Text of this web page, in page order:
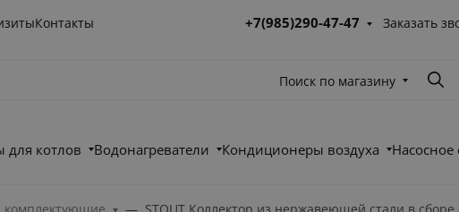
Контакты +7(985)290-47-47 Заказать
Поиск по магазину
котлов Водонагреватели Кондиционеры воздуха